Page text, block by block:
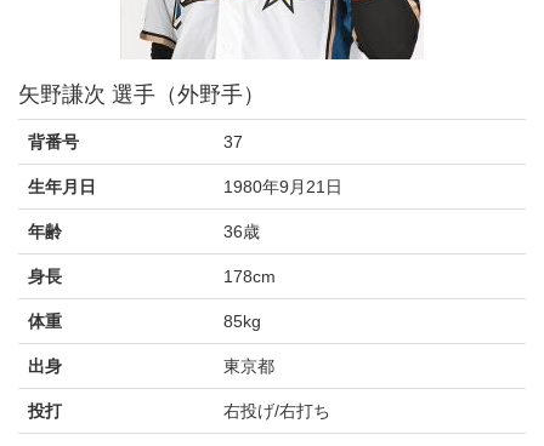
矢野謙次 選手（外野手）
背番号 37
生年月日 1980年9月21日
年齢 36歳
身長 178cm
体重 85kg
出身 東京都
投打 右投げ/右打ち